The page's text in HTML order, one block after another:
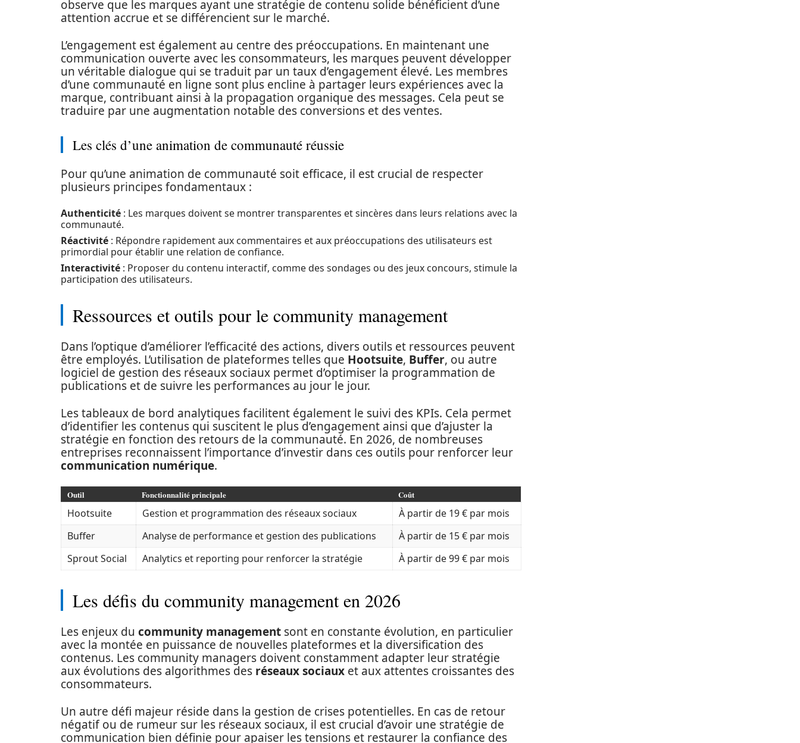
observe que les marques ayant une stratégie de contenu solide bénéficient d’une
attention accrue et se différencient sur le marché.
L’engagement est également au centre des préoccupations. En maintenant une
communication ouverte avec les consommateurs, les marques peuvent développer
un véritable dialogue qui se traduit par un taux d’engagement élevé. Les membres
d’une communauté en ligne sont plus encline à partager leurs expériences avec la
marque, contribuant ainsi à la propagation organique des messages. Cela peut se
traduire par une augmentation notable des conversions et des ventes.
Les clés d’une animation de communauté réussie
Pour qu’une animation de communauté soit efficace, il est crucial de respecter
plusieurs principes fondamentaux :
Authenticité : Les marques doivent se montrer transparentes et sincères dans leurs relations avec la
communauté.
Réactivité : Répondre rapidement aux commentaires et aux préoccupations des utilisateurs est
primordial pour établir une relation de confiance.
Interactivité : Proposer du contenu interactif, comme des sondages ou des jeux concours, stimule la
participation des utilisateurs.
Ressources et outils pour le community management
Dans l’optique d’améliorer l’efficacité des actions, divers outils et ressources peuvent
être employés. L’utilisation de plateformes telles que Hootsuite, Buffer, ou autre
logiciel de gestion des réseaux sociaux permet d’optimiser la programmation de
publications et de suivre les performances au jour le jour.
Les tableaux de bord analytiques facilitent également le suivi des KPIs. Cela permet
d’identifier les contenus qui suscitent le plus d’engagement ainsi que d’ajuster la
stratégie en fonction des retours de la communauté. En 2026, de nombreuses
entreprises reconnaissent l’importance d’investir dans ces outils pour renforcer leur
communication numérique.
Outil Fonctionnalité principale Coût
Hootsuite Gestion et programmation des réseaux sociaux
À partir de 19 € par mois
Buffer
Analyse de performance et gestion des publications
À partir de 15 € par mois
Sprout Social
Analytics et reporting pour renforcer la stratégie À partir de 99 € par mois
Les défis du community management en 2026
Les enjeux du community management sont en constante évolution, en particulier
avec la montée en puissance de nouvelles plateformes et la diversification des
contenus. Les community managers doivent constamment adapter leur stratégie
aux évolutions des algorithmes des réseaux sociaux et aux attentes croissantes des
consommateurs.
Un autre défi majeur réside dans la gestion de crises potentielles. En cas de retour
négatif ou de rumeur sur les réseaux sociaux, il est crucial d’avoir une stratégie de
communication bien définie pour apaiser les tensions et restaurer la confiance des